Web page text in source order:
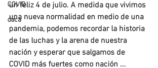
COVID
daca
un feliz 4 de julio. A medida que vivimos
una nueva normalidad en medio de una
pandemia, podemos recordar la historia
de las luchas y la arena de nuestra
nación y esperar que salgamos de
COVID más fuertes como nación ...